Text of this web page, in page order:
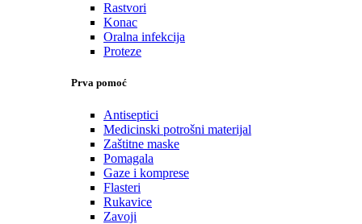
Rastvori
Konac
Oralna infekcija
Proteze
Prva pomoć
Antiseptici
Medicinski potrošni materijal
Zaštitne maske
Pomagala
Gaze i komprese
Flasteri
Rukavice
Zavoji